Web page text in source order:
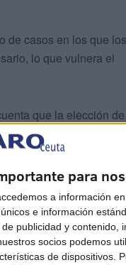
para
a información
e información
publicidad y contenido,
socios podemos
de dispositivos.
de casos en los que los
lo que vulnera el
que la elección de
a las personas y o al